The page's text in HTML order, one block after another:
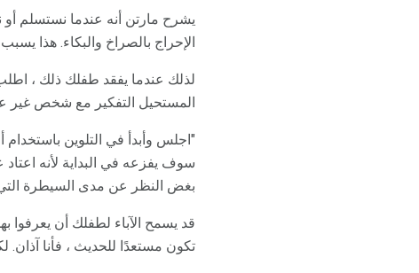
يشرح مارتن أنه عندما نستسلم أو
الإحراج بالصراخ والبكاء. هذا
لذلك عندما يفقد طفلك ذلك ،
المستحيل التفكير مع شخص غير
"اجلس وأبدأ في التلوين
بغض النظر عن مدى السيطرة التي
قد يسمح الآباء لطفلك أن يعرفوا
تكون مستعدًا للحديث ، فأنا